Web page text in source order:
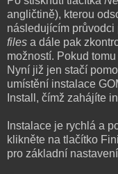
angličtině), kterou
následujícím průvodci
files a dále pak
možností. Pokud
Nyní již jen stačí
umístění instalace
Install, čímž zahájíte
Instalace je rychlá a
klikněte na tlačítko
pro základní